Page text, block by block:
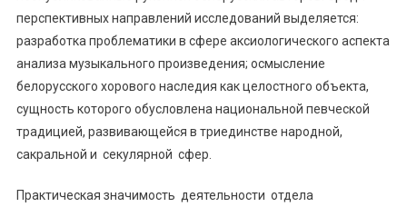
перспективных направлений исследований выделяется:
разработка проблематики в сфере аксиологического аспекта
анализа музыкального произведения; осмысление
белорусского хорового наследия как целостного объекта,
сущность которого обусловлена национальной певческой
традицией, развивающейся в триединстве народной,
сакральной и секулярной сфер.
Практическая значимость деятельности отдела